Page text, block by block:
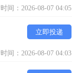
间：2026-08-07 04:05
立即投递
间：2026-08-07 04:03